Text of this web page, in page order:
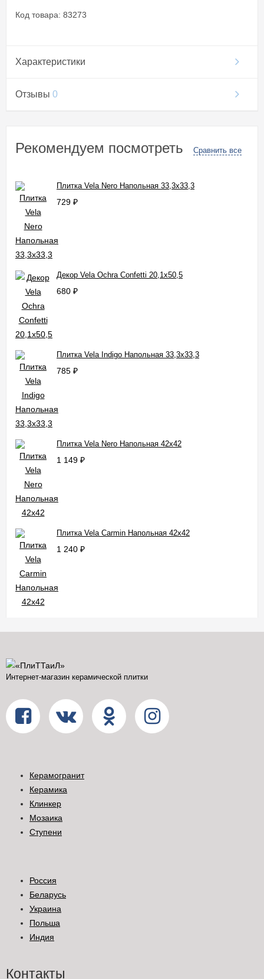
Код товара: 83273
Характеристики
Отзывы 0
Рекомендуем посмотреть Сравнить все
Плитка Vela Nero Напольная 33,3x33,3
729 ₽
Декор Vela Ochra Confetti 20,1x50,5
680 ₽
Плитка Vela Indigo Напольная 33,3x33,3
785 ₽
Плитка Vela Nero Напольная 42x42
1 149 ₽
Плитка Vela Carmin Напольная 42x42
1 240 ₽
Интернет-магазин керамической плитки
Керамогранит
Керамика
Клинкер
Мозаика
Ступени
Россия
Беларусь
Украина
Польша
Индия
Контакты